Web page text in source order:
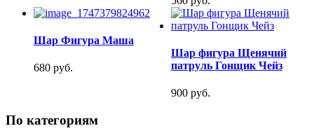
Шар Фигура Маша
680 руб.
Шар фигура Щенячий
патруль Гонщик Чейз
900 руб.
По категориям